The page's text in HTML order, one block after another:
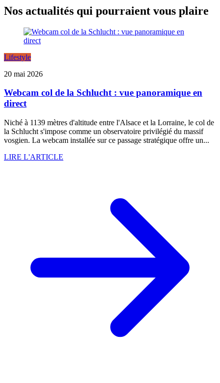
Nos actualités qui pourraient vous plaire
Lifestyle
20 mai 2026
Webcam col de la Schlucht : vue panoramique en
direct
Niché à 1139 mètres d'altitude entre l'Alsace et la Lorraine, le col de
la Schlucht s'impose comme un observatoire privilégié du massif
vosgien. La webcam installée sur ce passage stratégique offre un...
LIRE L'ARTICLE